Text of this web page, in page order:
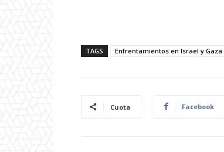
TAGS Enfrentamientos en Israel y Gaza
Cuota Facebook